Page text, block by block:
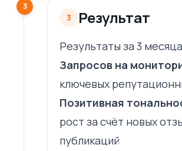
3
3 Результат
Результаты за 3
Запросов на
ключевых
Позитивная
рост за счёт новых
публикаций